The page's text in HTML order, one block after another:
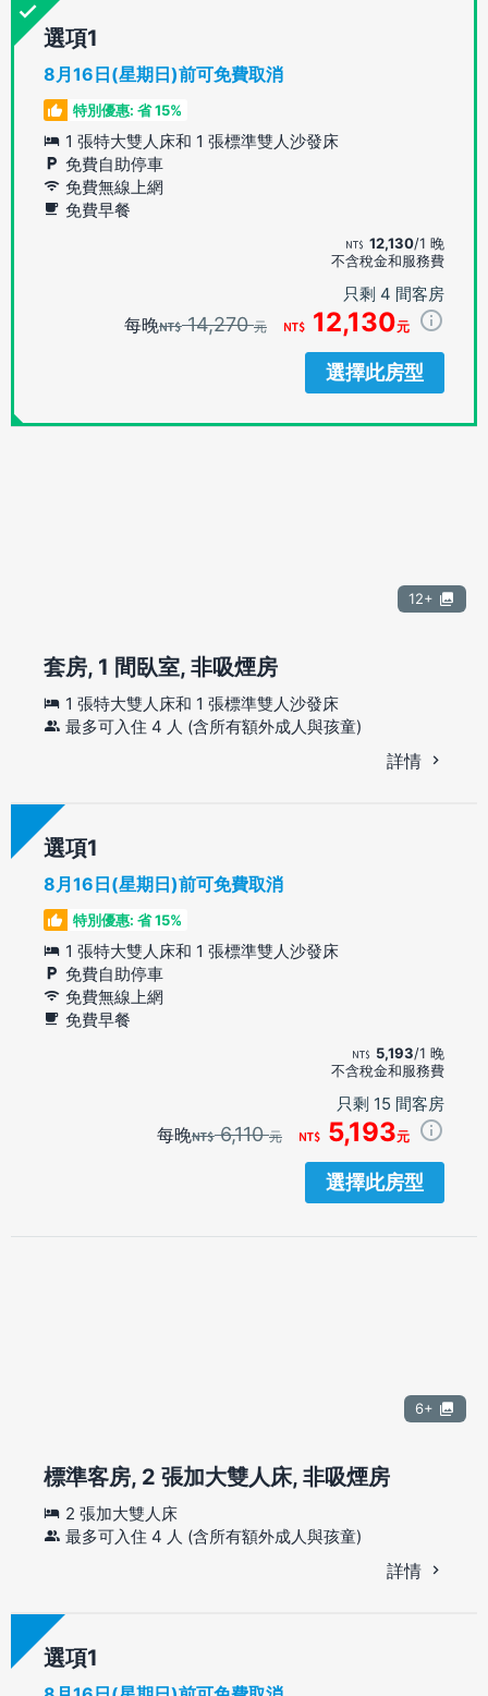
選項
8月16日(星期日)前可免費取消
特別優惠: 省 15%
1 張特大雙人床和 1 張標準雙人沙發床
免費自助停車
免費無線上網
免費早餐
12,130/1 晚
不含稅金和服務費
只剩 4 間客房
每晚 14,270元 12,130元
選擇此房型
12+
套房, 1 間臥室, 非吸煙房
1 張特大雙人床和 1 張標準雙人沙發床
最多可入住 4 人 (含所有額外成人與孩童)
詳情
選項
8月16日(星期日)前可免費取消
特別優惠: 省 15%
1 張特大雙人床和 1 張標準雙人沙發床
免費自助停車
免費無線上網
免費早餐
5,193/1 晚
不含稅金和服務費
只剩 15 間客房
每晚 6,110元 5,193元
選擇此房型
6+
標準客房, 2 張加大雙人床, 非吸煙房
2 張加大雙人床
最多可入住 4 人 (含所有額外成人與孩童)
詳情
選項